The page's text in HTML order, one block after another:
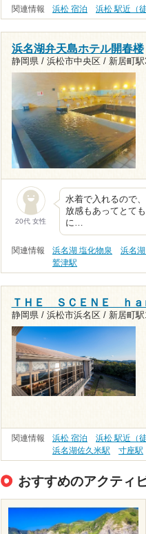
関連情報 浜松 宿泊 浜松 駅近（
浜名湖弁天島ホテル開春楼
静岡県 / 浜松市中央区 / 新居町
20代 女性
水着で入れるので
放感もあってとて
に…
関連情報 浜名湖 塩化物泉 浜名
鷲津駅
ＴＨＥ ＳＣＥＮＥ ｈａ
静岡県 / 浜松市浜名区 / 新居町
関連情報 浜松 宿泊 浜松 駅近（
浜名湖佐久米駅
寸座駅
おすすめのアクティ